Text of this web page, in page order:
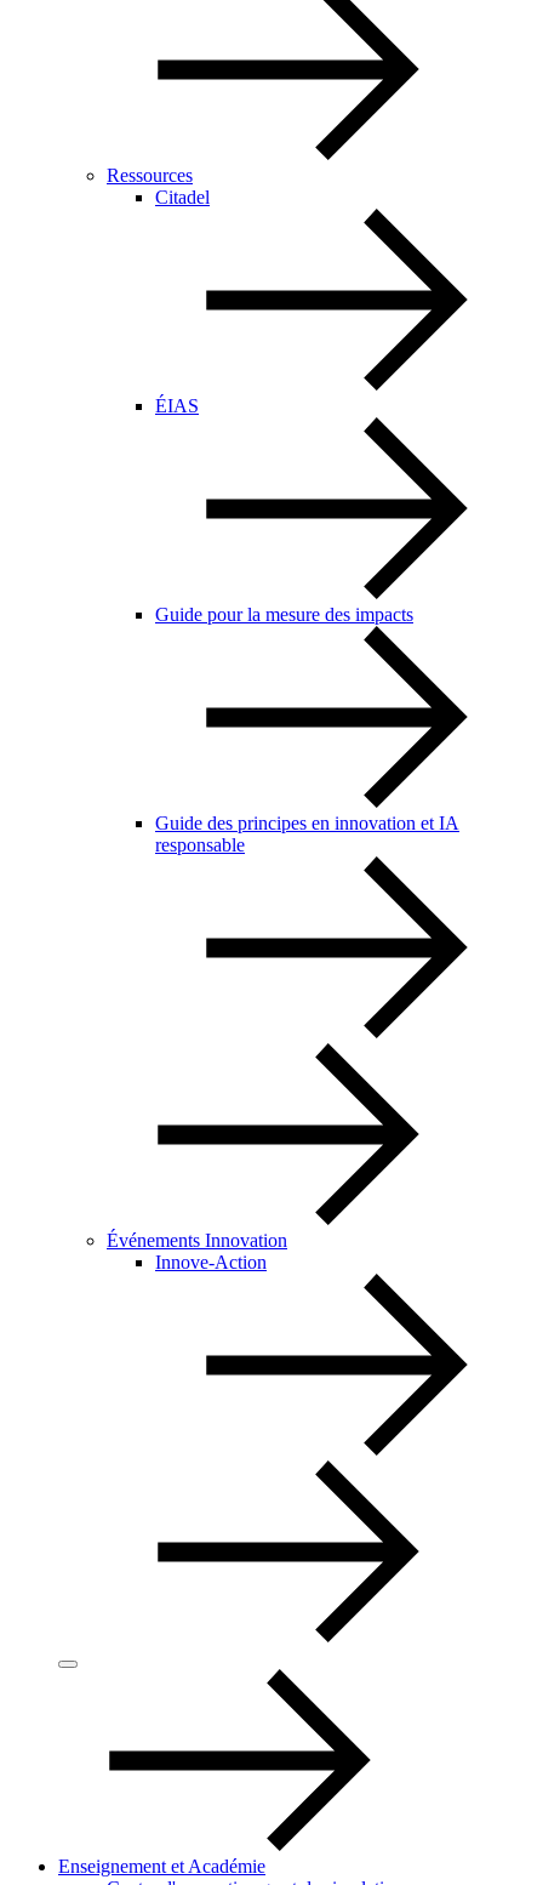
Ressources
Citadel
ÉIAS
Guide pour la mesure des impacts
Guide des principes en innovation et IA
responsable
Événements Innovation
Innove-Action
Enseignement et Académie